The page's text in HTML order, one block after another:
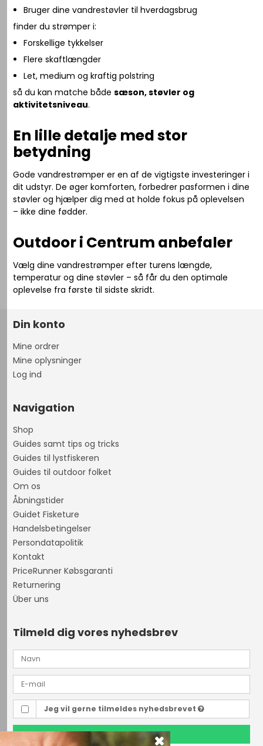
Bruger dine vandrestøvler til hverdagsbrug
finder du strømper i:
Forskellige tykkelser
Flere skaftlængder
Let, medium og kraftig polstring
så du kan matche bådesæson, støvler og
aktivitetsniveau.
En lille detalje med stor
betydning
Gode vandrestrømper er en af de vigtigste investeringer i
dit udstyr. De øger komforten, forbedrer pasformen i dine
støvler og hjælper dig med at holde fokus på oplevelsen
– ikke dine fødder.
Outdoor i Centrum anbefaler
Vælg dine vandrestrømper efter turens længde,
temperatur og dine støvler – så får du den optimale
oplevelse fra første til sidste skridt.
Din konto
Mine ordrer
Mine oplysninger
Log ind
Navigation
Shop
Guides samt tips og tricks
Guides til lystfiskeren
Guides til outdoor folket
Om os
Åbningstider
Guidet Fisketure
Handelsbetingelser
Persondatapolitik
Kontakt
PriceRunner Købsgaranti
Returnering
Über uns
Tilmeld dig vores nyhedsbrev
Jeg vil gerne tilmeldes nyhedsbrevet
TILMELD